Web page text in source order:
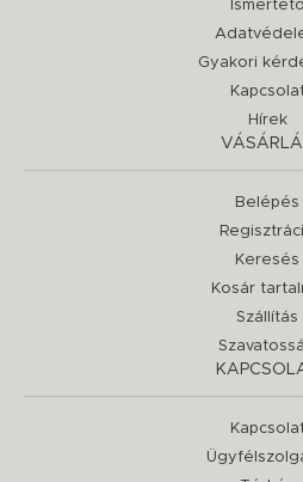
Ismertető
Gyakori
Hírek
Belépés
Keresés
Kosár
Szállítás